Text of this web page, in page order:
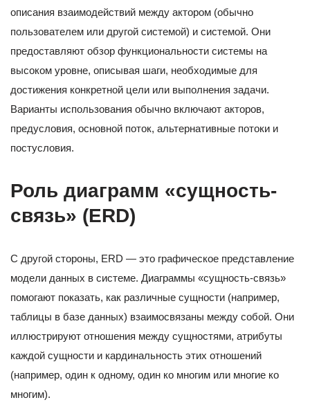
описания взаимодействий между актором (обычно
пользователем или другой системой) и системой. Они
предоставляют обзор функциональности системы на
высоком уровне, описывая шаги, необходимые для
достижения конкретной цели или выполнения задачи.
Варианты использования обычно включают акторов,
предусловия, основной поток, альтернативные потоки и
постусловия.
Роль диаграмм «сущность-
связь» (ERD)
С другой стороны, ERD — это графическое представление
модели данных в системе. Диаграммы «сущность-связь»
помогают показать, как различные сущности (например,
таблицы в базе данных) взаимосвязаны между собой. Они
иллюстрируют отношения между сущностями, атрибуты
каждой сущности и кардинальность этих отношений
(например, один к одному, один ко многим или многие ко
многим).